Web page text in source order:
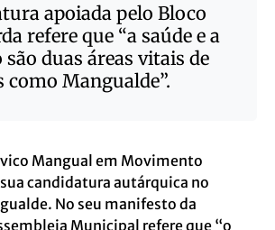
apoiada pelo Bloco
refere que “a saúde e a
duas áreas vitais de
como Mangualde”.
Mangual em Movimento
candidatura autárquica no
No seu manifesto da
Municipal refere que “o